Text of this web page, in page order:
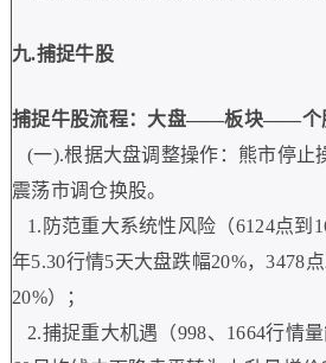
九.捕捉牛股
捕捉牛股流程：大盘——板块——个
(一).根据大盘调整操作：熊市停止
震荡市调仓换股。
1. 防范重大系统性风险（6124点到
年5.30行情5天大盘跌幅20%，3478点
20%）；
2.捕捉重大机遇（998、 1664行情